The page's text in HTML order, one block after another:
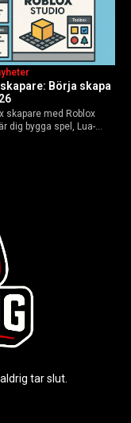
Börja skapa
skapare med Roblox
dig bygga spel, Lua-
tar slut.